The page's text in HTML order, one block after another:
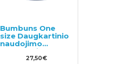
Bumbuns One
size Daugkartinio
naudojimo
sauskelnės
27,50€